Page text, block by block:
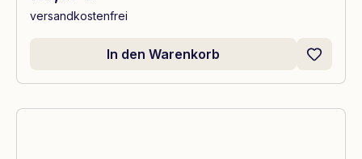
versandkostenfrei
In den Warenkorb